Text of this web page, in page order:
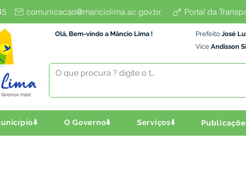
comunicacao@manciolima.ac.gov.br Portal da
Olá, Bem-vindo a Mâncio Lima ! Prefeito José
Vice Andisson
O Governo⬇️ Serviços⬇️